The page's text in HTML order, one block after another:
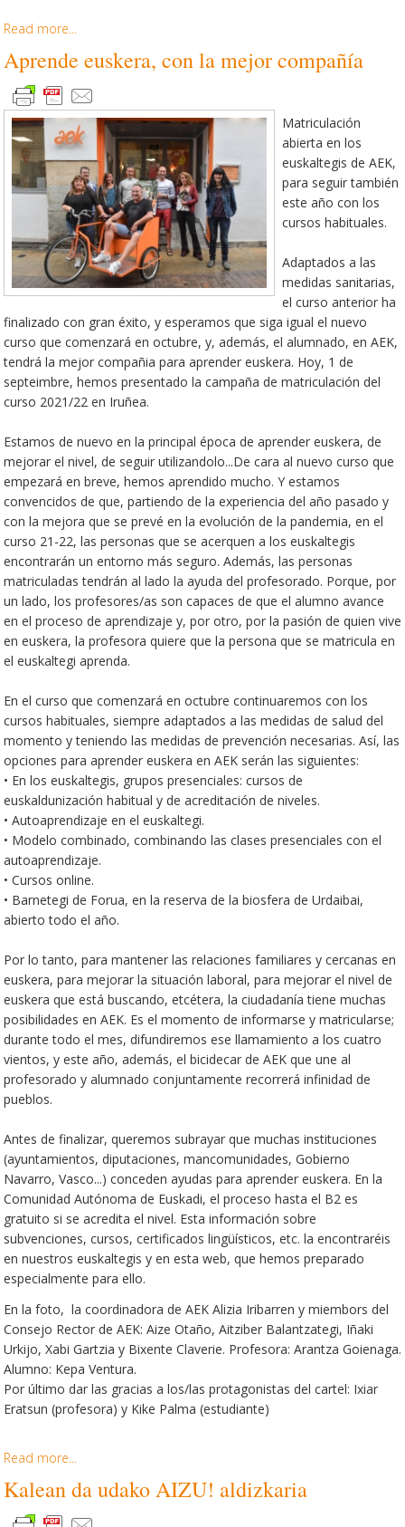
Read more...
Aprende euskera, con la mejor compañía
Matriculación
abierta en los
euskaltegis de AEK,
para seguir también
este año con los
cursos habituales.
Adaptados a las
medidas sanitarias,
el curso anterior ha
finalizado con gran éxito, y esperamos que siga igual el nuevo
curso que comenzará en octubre, y, además, el alumnado, en AEK,
tendrá la mejor compañia para aprender euskera. Hoy, 1 de
septeimbre, hemos presentado la campaña de matriculación del
curso 2021/22 en Iruñea.
Estamos de nuevo en la principal época de aprender euskera, de
mejorar el nivel, de seguir utilizandolo...De cara al nuevo curso que
empezará en breve, hemos aprendido mucho. Y estamos
convencidos de que, partiendo de la experiencia del año pasado y
con la mejora que se prevé en la evolución de la pandemia, en el
curso 21-22, las personas que se acerquen a los euskaltegis
encontrarán un entorno más seguro. Además, las personas
matriculadas tendrán al lado la ayuda del profesorado. Porque, por
un lado, los profesores/as son capaces de que el alumno avance
en el proceso de aprendizaje y, por otro, por la pasión de quien vive
en euskera, la profesora quiere que la persona que se matricula en
el euskaltegi aprenda.
En el curso que comenzará en octubre continuaremos con los
cursos habituales, siempre adaptados a las medidas de salud del
momento y teniendo las medidas de prevención necesarias. Así, las
opciones para aprender euskera en AEK serán las siguientes:
• En los euskaltegis, grupos presenciales: cursos de
euskaldunización habitual y de acreditación de niveles.
• Autoaprendizaje en el euskaltegi.
• Modelo combinado, combinando las clases presenciales con el
autoaprendizaje.
• Cursos online.
• Barnetegi de Forua, en la reserva de la biosfera de Urdaibai,
abierto todo el año.
Por lo tanto, para mantener las relaciones familiares y cercanas en
euskera, para mejorar la situación laboral, para mejorar el nivel de
euskera que está buscando, etcétera, la ciudadanía tiene muchas
posibilidades en AEK. Es el momento de informarse y matricularse;
durante todo el mes, difundiremos ese llamamiento a los cuatro
vientos, y este año, además, el bicidecar de AEK que une al
profesorado y alumnado conjuntamente recorrerá infinidad de
pueblos.
Antes de finalizar, queremos subrayar que muchas instituciones
(ayuntamientos, diputaciones, mancomunidades, Gobierno
Navarro, Vasco...) conceden ayudas para aprender euskera. En la
Comunidad Autónoma de Euskadi, el proceso hasta el B2 es
gratuito si se acredita el nivel. Esta información sobre
subvenciones, cursos, certificados lingüísticos, etc. la encontraréis
en nuestros euskaltegis y en esta web, que hemos preparado
especialmente para ello.
En la foto, la coordinadora de AEK Alizia Iribarren y miembors del
Consejo Rector de AEK: Aize Otaño, Aitziber Balantzategi, Iñaki
Urkijo, Xabi Gartzia y Bixente Claverie. Profesora: Arantza Goienaga.
Alumno: Kepa Ventura.
Por último dar las gracias a los/las protagonistas del cartel: Ixiar
Eratsun (profesora) y Kike Palma (estudiante)
Read more...
Kalean da udako AIZU! aldizkaria